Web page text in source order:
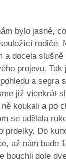
bylo jasné,
rodiče.
docela
projevu.
a segra
již vícekrát
koukali a po
se udělala
prdelky. Do
až nám bude
bouchli dole